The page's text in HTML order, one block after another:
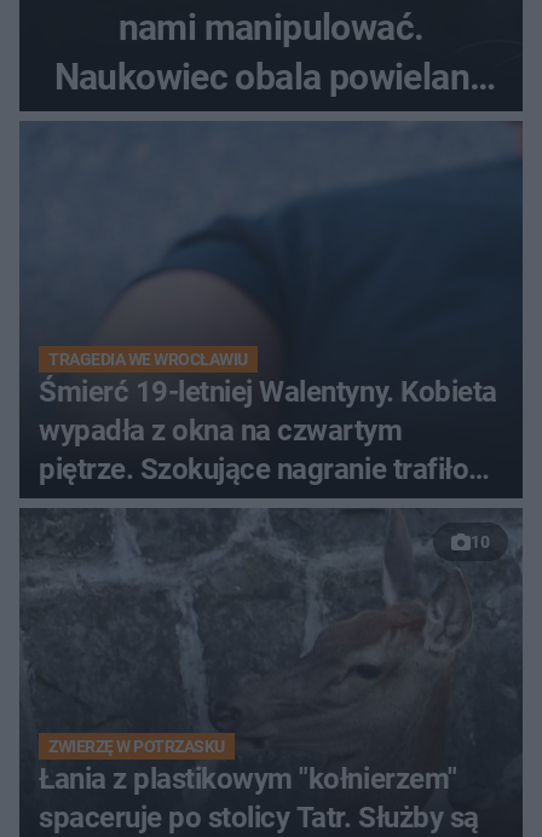
nami manipulować.
Naukowiec obala powielane
od lat mity na ich temat
TRAGEDIA WE WROCŁAWIU
Śmierć 19-letniej Walentyny. Kobieta
wypadła z okna na czwartym
piętrze. Szokujące nagranie trafiło
do sieci
10
ZWIERZĘ W POTRZASKU
Łania z plastikowym "kołnierzem"
spaceruje po stolicy Tatr. Służby są